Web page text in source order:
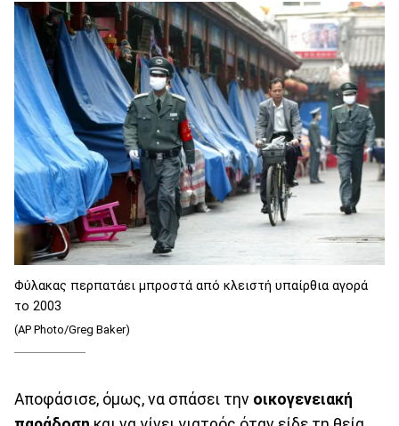
Φύλακας περπατάει μπροστά από κλειστή υπαίρθια αγορά
το 2003
(AP Photo/Greg Baker)
Αποφάσισε, όμως, να σπάσει την οικογενειακή